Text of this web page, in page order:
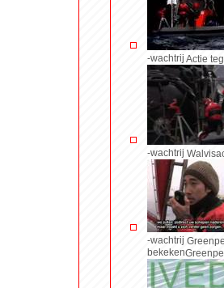
-wachtrij Actie
-wachtrij
-wachtrij
bekeken